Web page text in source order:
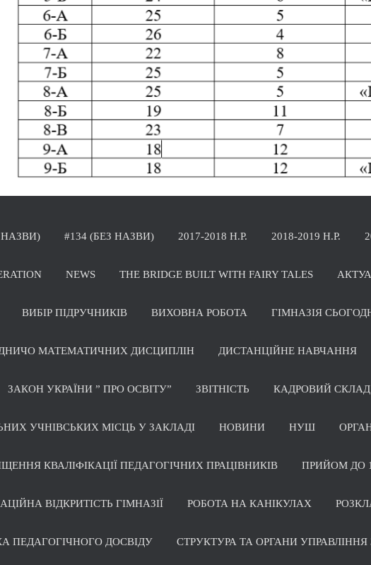
НАЗВИ) #134 (БЕЗ НАЗВИ) 2017-2018 Н.Р. 2018-2019 Н.Р.
NEWS THE BRIDGE BUILT WITH FAIRY TALES
ВИБІР ПІДРУЧНИКІВ ВИХОВНА РОБОТА ГІМНАЗІЯ
МАТЕМАТИЧНИХ ДИСЦИПЛІН ДИСТАНЦІЙНЕ НАВЧАННЯ
ЗАКОН УКРАЇНИ ” ПРО ОСВІТУ” ЗВІТНІСТЬ КАДРОВИЙ СКЛАД
УЧНІВСЬКИХ МІСЦЬ У ЗАКЛАДІ НОВИНИ НУШ
КВАЛІФІКАЦІЇ ПЕДАГОГІЧНИХ ПРАЦІВНИКІВ ПРИЙОМ ДО
ВІДКРИТІСТЬ ГІМНАЗІЇ РОБОТА НА КАНІКУЛАХ
ПЕДАГОГІЧНОГО ДОСВІДУ СТРУКТУРА ТА ОРГАНИ